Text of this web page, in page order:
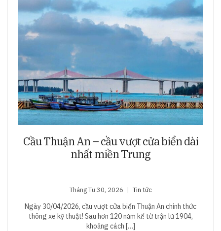
Cầu Thuận An – cầu vượt cửa biển dài
nhất miền Trung
Tháng Tư 30, 2026 Tin tức
Ngày 30/04/2026, cầu vượt cửa biển Thuận An chính thức
thông xe kỹ thuật! Sau hơn 120 năm kể từ trận lũ 1904,
khoảng cách […]